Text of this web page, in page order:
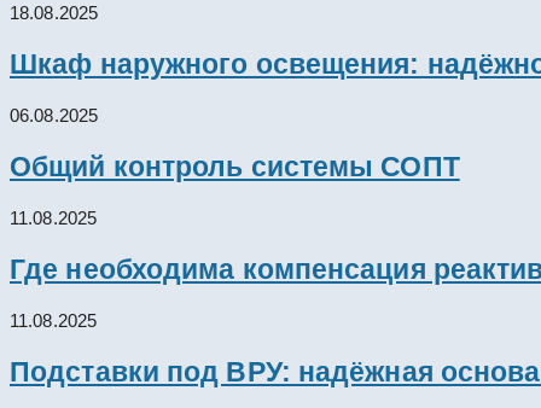
18.08.2025
Шкаф наружного освещения:
06.08.2025
Общий контроль системы СОПТ
11.08.2025
Где необходима компенсация
11.08.2025
Подставки под ВРУ: надёжная